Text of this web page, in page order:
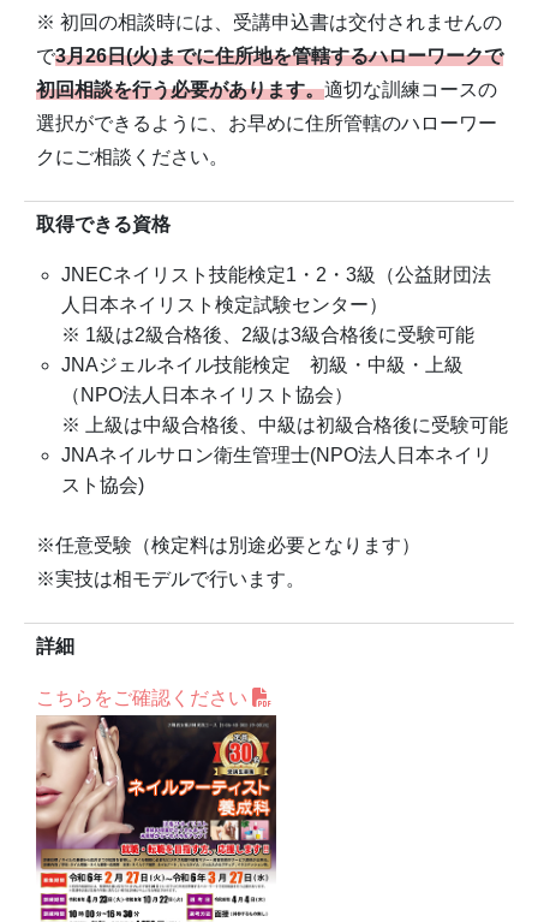
※ 初回の相談時には、受講申込書は交付されませんの
で3月26日(火)までに住所地を管轄するハローワークで
初回相談を行う必要があります。適切な訓練コースの
選択ができるように、お早めに住所管轄のハローワー
クにご相談ください。
取得できる資格
JNECネイリスト技能検定1・2・3級（公益財団法
人日本ネイリスト検定試験センター）
※ 1級は2級合格後、2級は3級合格後に受験可能
JNAジェルネイル技能検定 初級・中級・上級
（NPO法人日本ネイリスト協会）
※ 上級は中級合格後、中級は初級合格後に受験可能
JNAネイルサロン衛生管理士(NPO法人日本ネイリ
スト協会)
※任意受験（検定料は別途必要となります）
※実技は相モデルで行います。
詳細
こちらをご確認ください